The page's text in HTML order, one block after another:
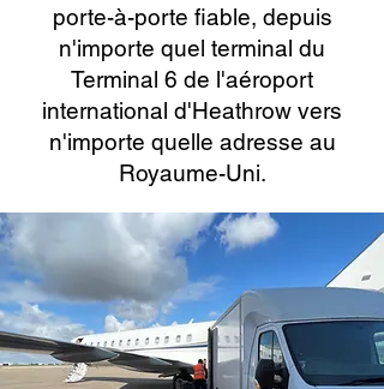
porte-à-porte fiable, depuis
n'importe quel terminal du
Terminal 6 de l'aéroport
international d'Heathrow vers
n'importe quelle adresse au
Royaume-Uni.